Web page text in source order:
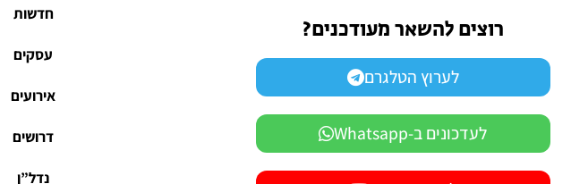
רוצים להשאר מעודכנים?
לערוץ הטלגרם
לעדכונים ב-Whatsapp
חדשות
עסקים
אירועים
דרושים
נדל”ן